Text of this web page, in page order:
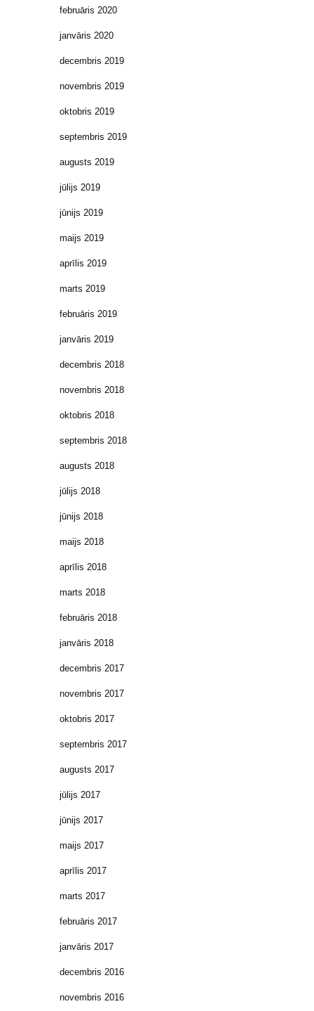
februāris 2020
janvāris 2020
decembris 2019
novembris 2019
oktobris 2019
septembris 2019
augusts 2019
jūlijs 2019
jūnijs 2019
maijs 2019
aprīlis 2019
marts 2019
februāris 2019
janvāris 2019
decembris 2018
novembris 2018
oktobris 2018
septembris 2018
augusts 2018
jūlijs 2018
jūnijs 2018
maijs 2018
aprīlis 2018
marts 2018
februāris 2018
janvāris 2018
decembris 2017
novembris 2017
oktobris 2017
septembris 2017
augusts 2017
jūlijs 2017
jūnijs 2017
maijs 2017
aprīlis 2017
marts 2017
februāris 2017
janvāris 2017
decembris 2016
novembris 2016